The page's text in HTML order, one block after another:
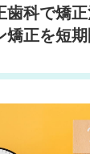
歯科で矯
矯正を短